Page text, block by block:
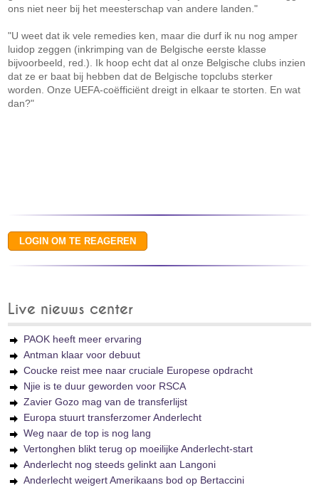
ons niet neer bij het meesterschap van andere landen."
"U weet dat ik vele remedies ken, maar die durf ik nu nog amper
luidop zeggen (inkrimping van de Belgische eerste klasse
bijvoorbeeld, red.). Ik hoop echt dat al onze Belgische clubs inzien
dat ze er baat bij hebben dat de Belgische topclubs sterker
worden. Onze UEFA-coëfficiënt dreigt in elkaar te storten. En wat
dan?"
Live nieuws center
PAOK heeft meer ervaring
Antman klaar voor debuut
Coucke reist mee naar cruciale Europese opdracht
Njie is te duur geworden voor RSCA
Zavier Gozo mag van de transferlijst
Europa stuurt transferzomer Anderlecht
Weg naar de top is nog lang
Vertonghen blikt terug op moeilijke Anderlecht-start
Anderlecht nog steeds gelinkt aan Langoni
Anderlecht weigert Amerikaans bod op Bertaccini